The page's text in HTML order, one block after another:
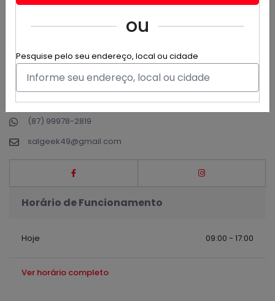
ou
Pesquise pelo seu endereço, local ou cidade
camisas, canecas e muito mais. Confira e adquira nossos
você.
R. Antônio Trapiá, 315 - Salgueiro
(87) 99978-2819
(87) 99978-2819
salgeek49@gmail.com
Horário de Funcionamento
Hoje 09:00 - 17:00
Ver horário completo